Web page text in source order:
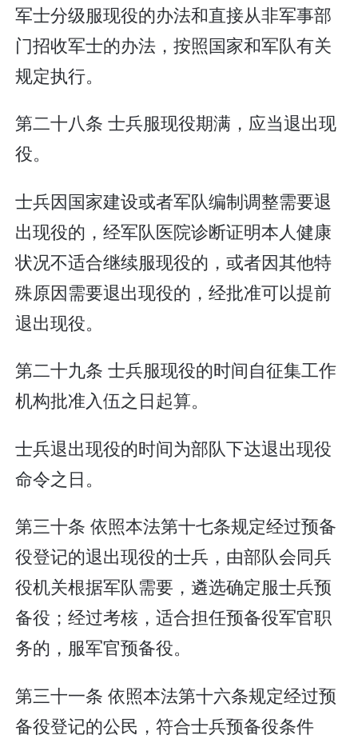
军士分级服现役的办法和直接从非军事部
门招收军士的办法，按照国家和军队有关
规定执行。
第二十八条 士兵服现役期满，应当退出现
役。
士兵因国家建设或者军队编制调整需要退
出现役的，经军队医院诊断证明本人健康
状况不适合继续服现役的，或者因其他特
殊原因需要退出现役的，经批准可以提前
退出现役。
第二十九条 士兵服现役的时间自征集工作
机构批准入伍之日起算。
士兵退出现役的时间为部队下达退出现役
命令之日。
第三十条 依照本法第十七条规定经过预备
役登记的退出现役的士兵，由部队会同兵
役机关根据军队需要，遴选确定服士兵预
备役；经过考核，适合担任预备役军官职
务的，服军官预备役。
第三十一条 依照本法第十六条规定经过预
备役登记的公民，符合士兵预备役条件